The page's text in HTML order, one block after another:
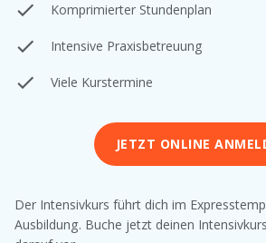
Komprimierter Stundenplan
Intensive Praxisbetreuung
Viele Kurstermine
JETZT ONLINE
Der Intensivkurs führt dich im
Ausbildung. Buche jetzt deinen